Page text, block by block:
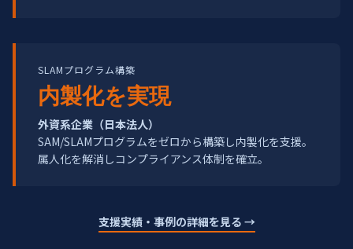
SLAMプログラム構築
内製化を実現
外資系企業（日本法人）
SAM/SLAMプログラムをゼロから構築し内製化を支援。
属人化を解消しコンプライアンス体制を確立。
支援実績・事例の詳細を見る →